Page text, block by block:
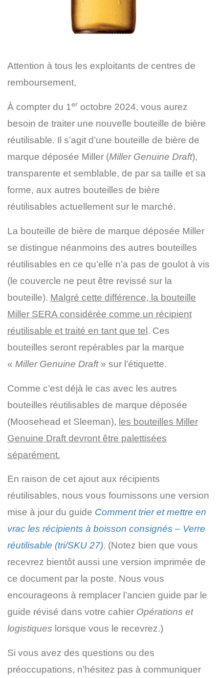
Attention à tous les exploitants de centres de
remboursement,
À compter du 1er octobre 2024, vous aurez
besoin de traiter une nouvelle bouteille de bière
réutilisable. Il s’agit d’une bouteille de bière de
marque déposée Miller (Miller Genuine Draft),
transparente et semblable, de par sa taille et sa
forme, aux autres bouteilles de bière
réutilisables actuellement sur le marché.
La bouteille de bière de marque déposée Miller
se distingue néanmoins des autres bouteilles
réutilisables en ce qu’elle n’a pas de goulot à vis
(le couvercle ne peut être revissé sur la
bouteille). Malgré cette différence, la bouteille
Miller SERA considérée comme un récipient
réutilisable et traité en tant que tel. Ces
bouteilles seront repérables par la marque
« Miller Genuine Draft» sur l’étiquette.
Comme c’est déjà le cas avec les autres
bouteilles réutilisables de marque déposée
(Moosehead et Sleeman), les bouteilles Miller
Genuine Draft devront être palettisées
séparément.
En raison de cet ajout aux récipients
réutilisables, nous vous fournissons une version
mise à jour du guide Comment trier et mettre en
vrac les récipients à boisson consignés – Verre
réutilisable (tri/SKU 27). (Notez bien que vous
recevrez bientôt aussi une version imprimée de
ce document par la poste. Nous vous
encourageons à remplacer l’ancien guide par le
guide révisé dans votre cahier Opérations et
logistiques lorsque vous le recevrez.)
Si vous avez des questions ou des
préoccupations, n’hésitez pas à communiquer